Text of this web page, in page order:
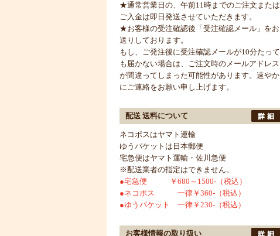
★通常営業日の、午前11時までのご注文または
ご入金は即日発送させていただきます。
★お客様の受注確認後「受注確認メール」をお
送りしております。
もし、ご発注後に受注確認メールが10分たって
も届かない場合は、ご注文時のメールアドレス
が間違ってしまった可能性があります。速やか
にご連絡をお願い申し上げます。
配送 送料について
ネコポスはヤマト運輸
ゆうパケットは日本郵便
宅急便はヤマト運輸・佐川急便
※配送業者の指定はできません。
●宅急便 ￥680～1500-（税込）
●ネコポス 一律￥360-（税込）
●ゆうパケット 一律￥230-（税込）
お客様情報の取り扱い